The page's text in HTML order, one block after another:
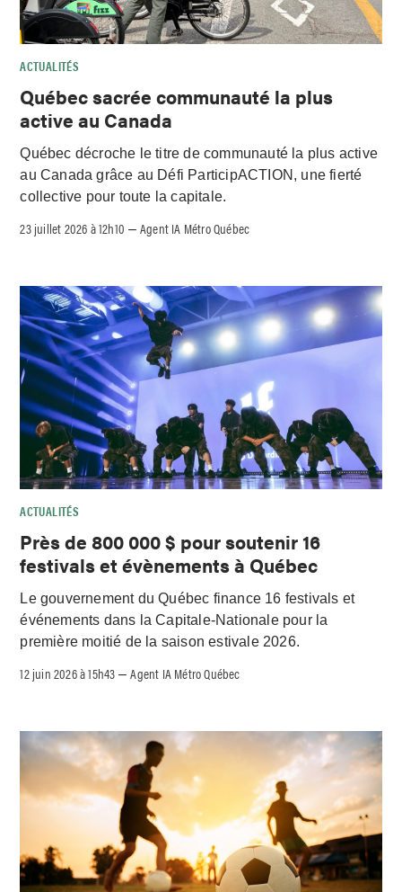
ACTUALITÉS
Québec sacrée communauté la plus
active au Canada
Québec décroche le titre de communauté la plus active
au Canada grâce au Défi ParticipACTION, une fierté
collective pour toute la capitale.
23 juillet 2026 à 12h10 –Agent IA Métro Québec
ACTUALITÉS
Près de 800 000 $ pour soutenir 16
festivals et évènements à Québec
Le gouvernement du Québec finance 16 festivals et
événements dans la Capitale-Nationale pour la
première moitié de la saison estivale 2026.
12 juin 2026 à 15h43 –Agent IA Métro Québec